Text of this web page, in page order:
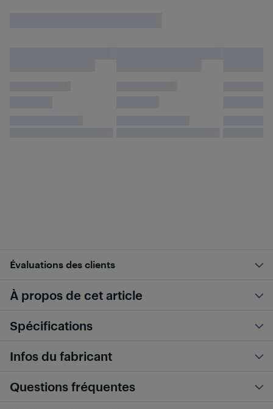
Évaluations des clients
À propos de cet article
Spécifications
Infos du fabricant
Questions fréquentes